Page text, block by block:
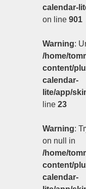
calendar-
on line 901
Warning:
/home/
content/
calendar-
lite/app/
line 23
Warning:
on null in
/home/
content/
calendar-